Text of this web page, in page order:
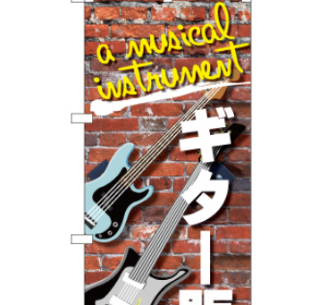
注目キーワード
韓国グルメ 駐車場
CATEGORY
飲食 住まい・暮らし
美容・健康 地域・観光
イベント・季節 不動産・建築
カルチャー・教養 娯楽
ご利用ガイド トップ
取り扱い商品一覧
既製デザイン商品注文方法
オリジナルオーダー注文方法
料金一覧
お届け納期と配送方法
初めての方へ
BEGINNER'S GUIDE
初めての方へ トップ
商品について
お客様の声
よくある質問